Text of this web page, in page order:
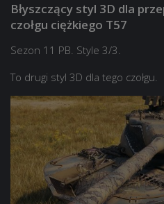
Błyszczący styl 3D dla
czołgu ciężkiego T57
Sezon 11 PB. Style 3/3.
To drugi styl 3D dla tego czołgu.